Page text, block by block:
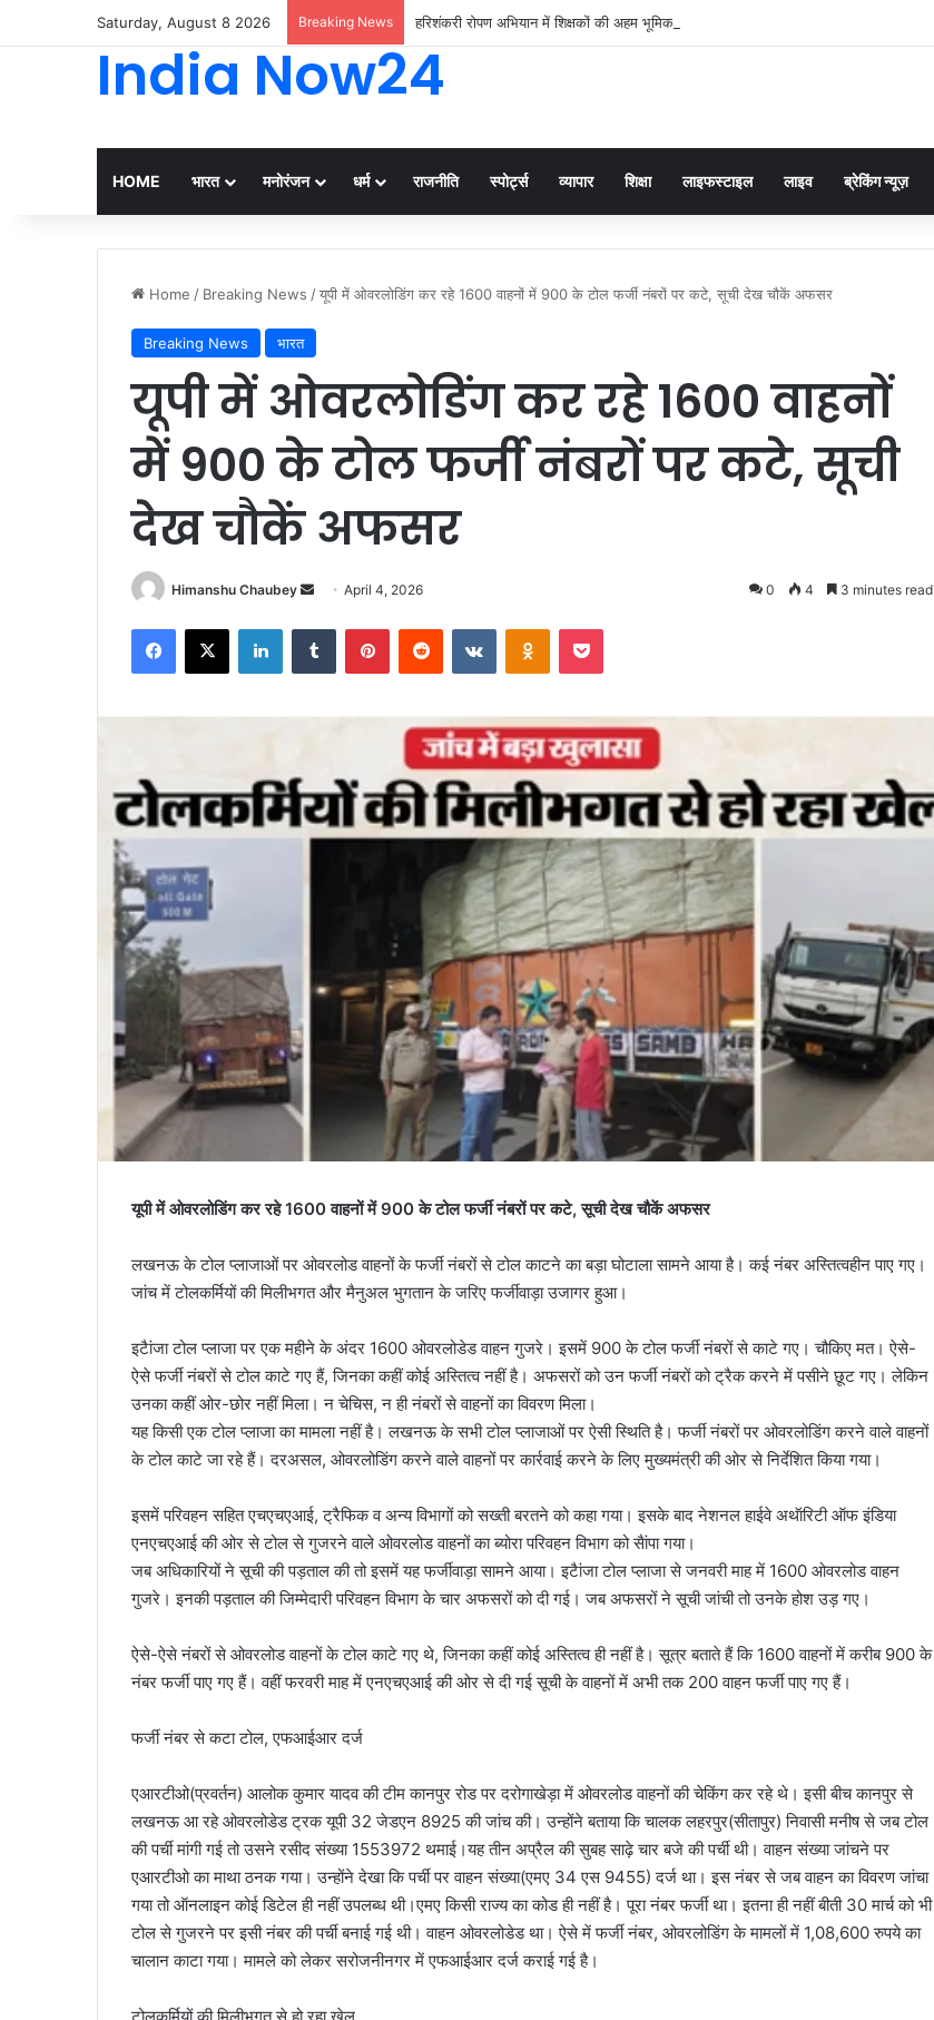
Saturday, August 8 2026 Breaking News हरिशंकरी रोपण अभियान में शिक्षकों की अहम भूमिका, प्राथमिक शिक्षक संघ ने संभाली जिम्मेदारी
India Now24
HOME भारत मनोरंजन धर्म राजनीति स्पोर्ट्स व्यापार शिक्षा लाइफस्टाइल लाइव ब्रेकिंग न्यूज़
Home / Breaking News /यूपी में ओवरलोडिंग कर रहे 1600 वाहनों में 900 के टोल फर्जी नंबरों पर कटे, सूची देख चौकें अफसर
Breaking News भारत
यूपी में ओवरलोडिंग कर रहे 1600 वाहनों
में 900 के टोल फर्जी नंबरों पर कटे, सूची
देख चौकें अफसर
Himanshu Chaubey April 4, 2026 0 4 3 minutes read
यूपी में ओवरलोडिंग कर रहे 1600 वाहनों में 900 के टोल फर्जी नंबरों पर कटे, सूची देख चौकें अफसर
लखनऊ के टोल प्लाजाओं पर ओवरलोड वाहनों के फर्जी नंबरों से टोल काटने का बड़ा घोटाला सामने आया है। कई नंबर अस्तित्वहीन पाए गए।
जांच में टोलकर्मियों की मिलीभगत और मैनुअल भुगतान के जरिए फर्जीवाड़ा उजागर हुआ।
इटैांजा टोल प्लाजा पर एक महीने के अंदर 1600 ओवरलोडेड वाहन गुजरे। इसमें 900 के टोल फर्जी नंबरों से काटे गए। चौकिए मत। ऐसे-
ऐसे फर्जी नंबरों से टोल काटे गए हैं, जिनका कहीं कोई अस्तित्व नहीं है। अफसरों को उन फर्जी नंबरों को ट्रैक करने में पसीने छूट गए। लेकिन
उनका कहीं ओर-छोर नहीं मिला। न चेचिस, न ही नंबरों से वाहनों का विवरण मिला।
यह किसी एक टोल प्लाजा का मामला नहीं है। लखनऊ के सभी टोल प्लाजाओं पर ऐसी स्थिति है। फर्जी नंबरों पर ओवरलोडिंग करने वाले वाहनों
के टोल काटे जा रहे हैं। दरअसल, ओवरलोडिंग करने वाले वाहनों पर कार्रवाई करने के लिए मुख्यमंत्री की ओर से निर्देशित किया गया।
इसमें परिवहन सहित एचएचएआई, ट्रैफिक व अन्य विभागों को सख्ती बरतने को कहा गया। इसके बाद नेशनल हाईवे अथॅारिटी ऑफ इंडिया
एनएचएआई की ओर से टोल से गुजरने वाले ओवरलोड वाहनों का ब्योरा परिवहन विभाग को सैांपा गया।
जब अधिकारियों ने सूची की पड़ताल की तो इसमें यह फर्जीवाड़ा सामने आया। इटैांजा टोल प्लाजा से जनवरी माह में 1600 ओवरलोड वाहन
गुजरे। इनकी पड़ताल की जिम्मेदारी परिवहन विभाग के चार अफसरों को दी गई। जब अफसरों ने सूची जांची तो उनके होश उड़ गए।
ऐसे-ऐसे नंबरों से ओवरलोड वाहनों के टोल काटे गए थे, जिनका कहीं कोई अस्तित्व ही नहीं है। सूत्र बताते हैं कि 1600 वाहनों में करीब 900 के
नंबर फर्जी पाए गए हैं। वहीं फरवरी माह में एनएचएआई की ओर से दी गई सूची के वाहनों में अभी तक 200 वाहन फर्जी पाए गए हैं।
फर्जी नंबर से कटा टोल, एफआईआर दर्ज
एआरटीओ(प्रवर्तन) आलोक कुमार यादव की टीम कानपुर रोड पर दरोगाखेड़ा में ओवरलोड वाहनों की चेकिंग कर रहे थे। इसी बीच कानपुर से
लखनऊ आ रहे ओवरलोडेड ट्रक यूपी 32 जेडएन 8925 की जांच की। उन्होंने बताया कि चालक लहरपुर(सीतापुर) निवासी मनीष से जब टोल
की पर्ची मांगी गई तो उसने रसीद संख्या 1553972 थमाई।यह तीन अप्रैल की सुबह साढ़े चार बजे की पर्ची थी। वाहन संख्या जांचने पर
एआरटीओ का माथा ठनक गया। उन्होंने देखा कि पर्ची पर वाहन संख्या(एमए 34 एस 9455) दर्ज था। इस नंबर से जब वाहन का विवरण जांचा
गया तो ऑनलाइन कोई डिटेल ही नहीं उपलब्ध थी।एमए किसी राज्य का कोड ही नहीं है। पूरा नंबर फर्जी था। इतना ही नहीं बीती 30 मार्च को भी
टोल से गुजरने पर इसी नंबर की पर्ची बनाई गई थी। वाहन ओवरलोडेड था। ऐसे में फर्जी नंबर, ओवरलोडिंग के मामलों में 1,08,600 रुपये का
चालान काटा गया। मामले को लेकर सरोजनीनगर में एफआईआर दर्ज कराई गई है।